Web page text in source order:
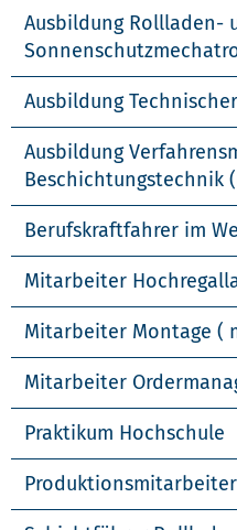
Ausbildung Rollladen-
Ausbildung
Ausbildung
Beschichtungstechnik
Berufskraftfahrer im
Mitarbeiter
Mitarbeiter Montage (
Mitarbeiter
Praktikum Hochschule